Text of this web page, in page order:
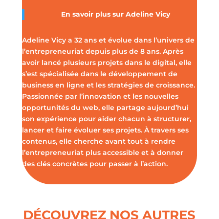
En savoir plus sur Adeline Vicy
Adeline Vicy a 32 ans et évolue dans l’univers de
l’entrepreneuriat depuis plus de 8 ans. Après
avoir lancé plusieurs projets dans le digital, elle
s’est spécialisée dans le développement de
business en ligne et les stratégies de croissance.
Passionnée par l’innovation et les nouvelles
opportunités du web, elle partage aujourd’hui
son expérience pour aider chacun à structurer,
lancer et faire évoluer ses projets. À travers ses
contenus, elle cherche avant tout à rendre
l’entrepreneuriat plus accessible et à donner
des clés concrètes pour passer à l’action.
DÉCOUVREZ NOS AUTRES